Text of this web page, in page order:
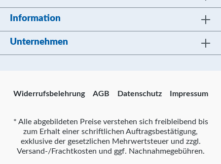
Information
Unternehmen
Widerrufsbelehrung AGB Datenschutz Impressum
* Alle abgebildeten Preise verstehen sich freibleibend bis
zum Erhalt einer schriftlichen Auftragsbestätigung,
exklusive der gesetzlichen Mehrwertsteuer und zzgl.
Versand-/Frachtkosten und ggf. Nachnahmegebühren.